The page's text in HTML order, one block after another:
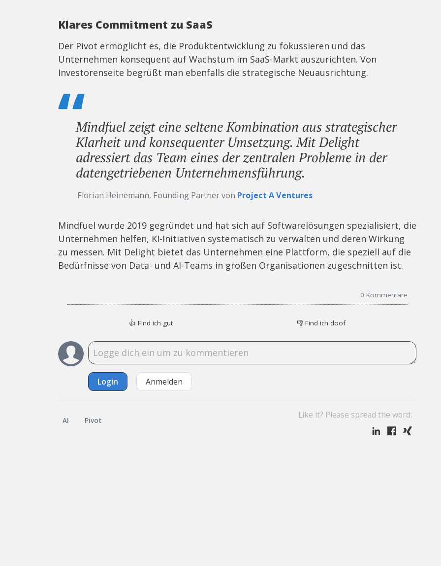
Klares Commitment zu SaaS
Der Pivot ermöglicht es, die Produktentwicklung zu fokussieren und das
Unternehmen konsequent auf Wachstum im SaaS-Markt auszurichten. Von
Investorenseite begrüßt man ebenfalls die strategische Neuausrichtung.
Mindfuel zeigt eine seltene Kombination aus strategischer
Klarheit und konsequenter Umsetzung. Mit Delight
adressiert das Team eines der zentralen Probleme in der
datengetriebenen Unternehmensführung.
Florian Heinemann, Founding Partner von Project A Ventures
Mindfuel wurde 2019 gegründet und hat sich auf Softwarelösungen spezialisiert, die
Unternehmen helfen, KI-Initiativen systematisch zu verwalten und deren Wirkung
zu messen. Mit Delight bietet das Unternehmen eine Plattform, die speziell auf die
Bedürfnisse von Data- und AI-Teams in großen Organisationen zugeschnitten ist.
0 Kommentare
👍 Find ich gut 👎 Find ich doof
Login Anmelden
AI Pivot
Like it? Please spread the word: